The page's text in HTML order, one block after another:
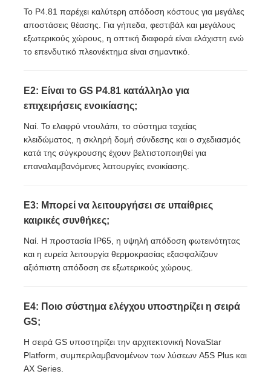
Το P4.81 παρέχει καλύτερη απόδοση κόστους για μεγάλες
αποστάσεις θέασης. Για γήπεδα, φεστιβάλ και μεγάλους
εξωτερικούς χώρους, η οπτική διαφορά είναι ελάχιστη ενώ
το επενδυτικό πλεονέκτημα είναι σημαντικό.
Ε2: Είναι το GS P4.81 κατάλληλο για
επιχειρήσεις ενοικίασης;
Ναί. Το ελαφρύ ντουλάπι, το σύστημα ταχείας
κλειδώματος, η σκληρή δομή σύνδεσης και ο σχεδιασμός
κατά της σύγκρουσης έχουν βελτιστοποιηθεί για
επαναλαμβανόμενες λειτουργίες ενοικίασης.
Ε3: Μπορεί να λειτουργήσει σε υπαίθριες
καιρικές συνθήκες;
Ναί. Η προστασία IP65, η υψηλή απόδοση φωτεινότητας
και η ευρεία λειτουργία θερμοκρασίας εξασφαλίζουν
αξιόπιστη απόδοση σε εξωτερικούς χώρους.
Ε4: Ποιο σύστημα ελέγχου υποστηρίζει η σειρά
GS;
Η σειρά GS υποστηρίζει την αρχιτεκτονική NovaStar
Platform, συμπεριλαμβανομένων των λύσεων A5S Plus και
AX Series.